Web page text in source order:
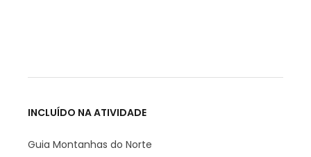
INCLUÍDO NA ATIVIDADE
Guia Montanhas do Norte